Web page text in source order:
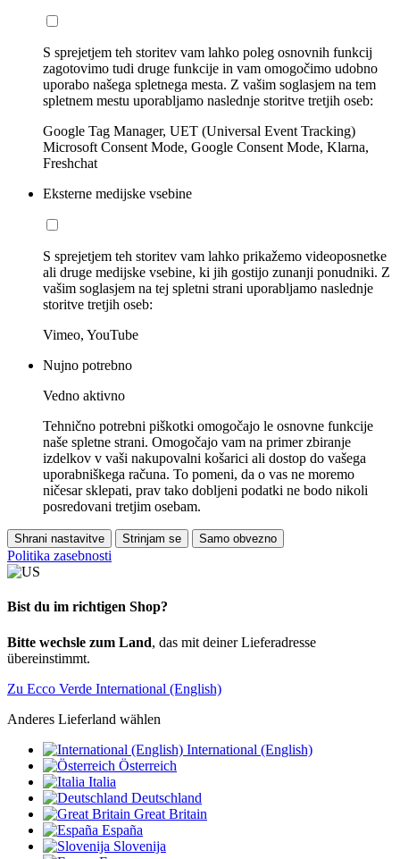
S sprejetjem teh storitev vam lahko poleg osnovnih funkcij
zagotovimo tudi druge funkcije in vam omogočimo udobno
uporabo našega spletnega mesta. Z vašim soglasjem na tem
spletnem mestu uporabljamo naslednje storitve tretjih oseb:
Google Tag Manager, UET (Universal Event Tracking)
Microsoft Consent Mode, Google Consent Mode, Klarna,
Freshchat
Eksterne medijske vsebine
S sprejetjem teh storitev vam lahko prikažemo videoposnetke
ali druge medijske vsebine, ki jih gostijo zunanji ponudniki. Z
vašim soglasjem na tej spletni strani uporabljamo naslednje
storitve tretjih oseb:
Vimeo, YouTube
Nujno potrebno
Vedno aktivno
Tehnično potrebni piškotki omogočajo le osnovne funkcije
naše spletne strani. Omogočajo vam na primer zbiranje
izdelkov v vaši nakupovalni košarici ali dostop do vašega
uporabniškega računa. To pomeni, da o vas ne moremo
ničesar sklepati, prav tako dobljeni podatki ne bodo nikoli
posredovani tretjim osebam.
Shrani nastavitve Strinjam se Samo obvezno
Politika zasebnosti
Bist du im richtigen Shop?
Bitte wechsle zum Land, das mit deiner Lieferadresse
übereinstimmt.
Zu Ecco Verde International (English)
Anderes Lieferland wählen
International (English)
Österreich
Italia
Deutschland
Great Britain
España
Slovenija